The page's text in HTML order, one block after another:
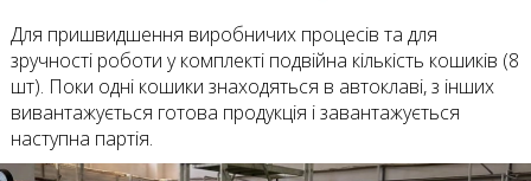
Для пришвидшення виробничих процесів та для
зручності роботи у комплекті подвійна кількість кошиків (8
шт). Поки одні кошики знаходяться в автоклаві, з інших
вивантажується готова продукція і завантажується
наступна партія.